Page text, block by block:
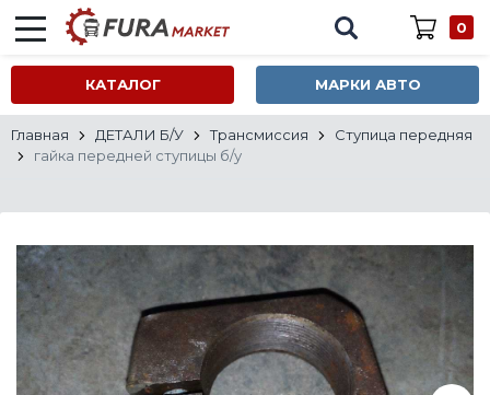
0
КАТАЛОГ МАРКИ АВТО
Главная ДЕТАЛИ Б/У Трансмиссия
Ступица передняя
гайка передней ступицы б/у